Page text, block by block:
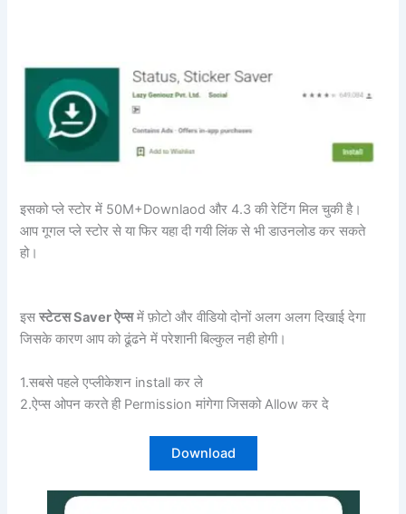
इसको प्ले स्टोर में 50M+Downlaod और 4.3 की रेटिंग मिल चुकी है।
आप गूगल प्ले स्टोर से या फिर यहा दी गयी लिंक से भी डाउनलोड कर सकते
हो।
इसस्टेटस Saver ऐप्समें फ़ोटो और वीडियो दोनों अलग अलग दिखाई देगा
जिसके कारण आप को ढूंढने में परेशानी बिल्कुल नही होगी।
1.सबसे पहले एप्लीकेशन install कर ले
2.ऐप्स ओपन करते ही Permission मांगेगा जिसको Allow कर दे
Download